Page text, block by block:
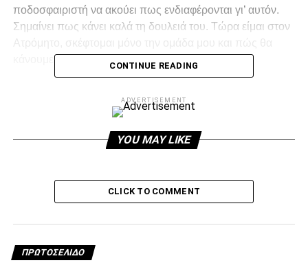
ποδοσφαιριστή να ακούει πως ενδιαφέρονται γι’ αυτόν.
Σημαίνει πως κάνει καλά τη δουλειά του. Τώρα είμαι στον
κάνουμε το καλύτερο στα play offs».
ADVERTISEMENT
Facebook
Twitter
EmailPinterest
WhatsApp
LinkedIn
Telegram
10.390.000 ευρώ το «φιρμάνι»
CONTINUE READING
ADVERTISEMENT
YOU MAY LIKE
CLICK TO COMMENT
ΠΡΩΤΟΣΈΛΙΔΟ